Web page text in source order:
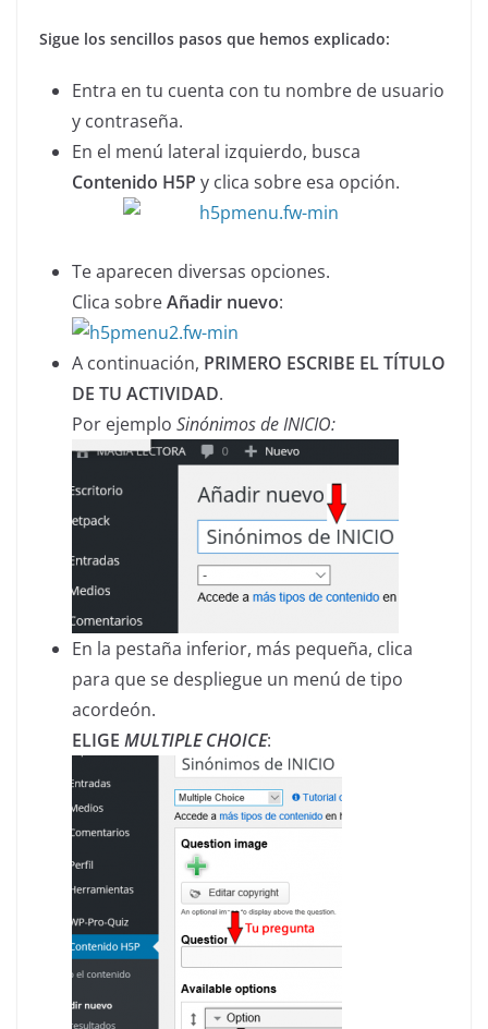
Sigue los sencillos pasos que hemos explicado:
Entra en tu cuenta con tu nombre de usuario
y contraseña.
En el menú lateral izquierdo, busca
Contenido H5P y clica sobre esa opción.
Te aparecen diversas opciones.
Clica sobreAñadir nuevo:
A continuación, PRIMERO ESCRIBE EL TÍTULO
DE TU ACTIVIDAD.
Por ejemplo Sinónimos de INICIO:
En la pestaña inferior, más pequeña, clica
para que se despliegue un menú de tipo
acordeón.
ELIGE MULTIPLE CHOICE: